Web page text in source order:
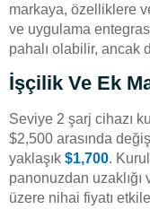
markaya, özelliklere
ve uygulama
pahalı olabilir, ancak
İşçilik Ve Ek
Seviye 2 şarj cihazı
$2,500 arasında
yaklaşık $1,700.
panonuzdan
üzere nihai fiyatı